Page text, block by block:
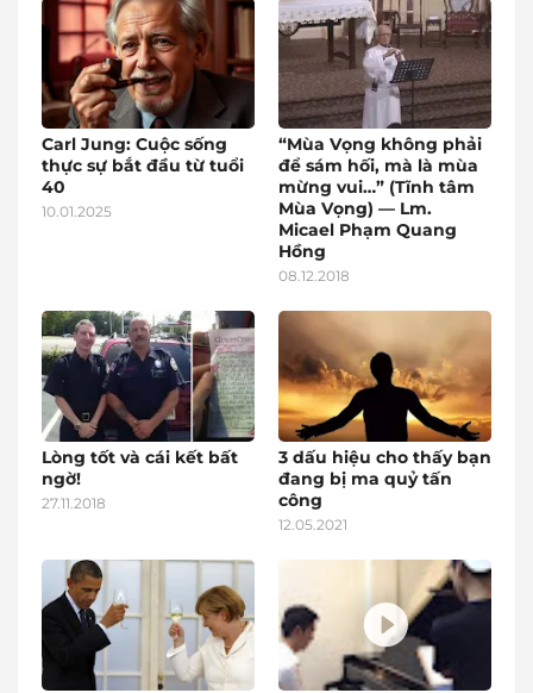
Carl Jung: Cuộc sống
thực sự bắt đầu từ tuổi
40
10.01.2025
“Mùa Vọng không phải
để sám hối, mà là mùa
mừng vui…” (Tĩnh tâm
Mùa Vọng) — Lm.
Micael Phạm Quang
Hồng
08.12.2018
Lòng tốt và cái kết bất
ngờ!
27.11.2018
3 dấu hiệu cho thấy bạn
đang bị ma quỷ tấn
công
12.05.2021